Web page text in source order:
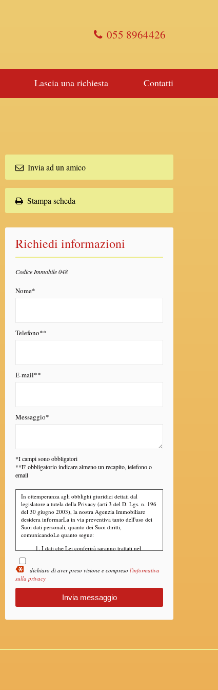
055 8964426
Lascia una richiesta Contatti
Invia ad un amico
Stampa scheda
Richiedi informazioni
Codice Immobile 048
Nome*
Telefono**
E-mail**
Messaggio*
*I campi sono obbligatori
**E' obbligatorio indicare almeno un recapito, telefono o
email
In ottemperanza agli obblighi giuridici dettati dal
legislatore a tutela della Privacy (arti 3 del D. Lgs. n. 196
del 30 giugno 2003), la nostra Agenzia Immobiliare
desidera informarLa in via preventiva tanto dell'uso dei
Suoi dati personali, quanto dei Suoi diritti,
comunicandoLe quanto segue:
I dati che Lei conferirà saranno trattati nel
adempiere all'incarico di mediazione per
acquisto/ vendita / locazione relativo
all'immobile di Suo interesse; in ogni caso
saranno conservati per un periodo di tempo non
superiore a quello strettamente necessario al
Il conferimento dei dati previsti dalla normativa
dichiaro di aver preso visione e compresol'informativa
sulla privacy